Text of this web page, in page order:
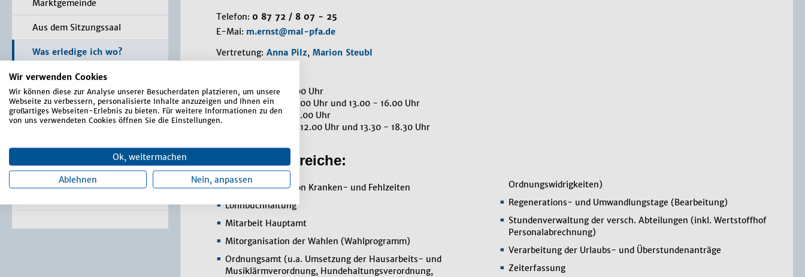
Wir verwenden Cookies
Wir können diese zur Analyse unserer Besucherdaten platzieren, um unsere
Webseite zu verbessern, personalisierte Inhalte anzuzeigen und Ihnen ein
großartiges Webseiten-Erlebnis zu bieten. Für weitere Informationen zu den
von uns verwendeten Cookies öffnen Sie die Einstellungen.
Ok, weitermachen
Ablehnen Nein, anpassen
Telefon: 0 87 72 / 8 07 - 25
E-Mai: m.ernst@mal-pfa.de
Vertretung: Anna Pilz, Marion Steubl
Montag 08.00 - 12.00 Uhr
Dienstag 08.00 - 12.00 Uhr und 13.00 - 16.00 Uhr
Mittwoch 08.00 - 12.00 Uhr
Donnerstag 08.00 - 12.00 Uhr und 13.30 - 18.30 Uhr
Aufgabenbereiche:
Dokumentation von Kranken- und Fehlzeiten
Lohnbuchhaltung
Mitarbeit Hauptamt
Mitorganisation der Wahlen (Wahlprogramm)
Ordnungsamt (u.a. Umsetzung der Hausarbeits- und
Musiklärmverordnung, Hundehaltungsverordnung,
Ordnungswidrigkeiten)
Regenerations- und Umwandlungstage (Bearbeitung)
Stundenverwaltung der versch. Abteilungen (inkl. Wertstoffhof
Personalabrechnung)
Verarbeitung der Urlaubs- und Überstundenanträge
Zeiterfassung
Marktgemeinde
Aus dem Sitzungssaal
Was erledige ich wo?
Bürger-Service-Portal /
Online Anträge
Formulare
Richtlinien
Markt-Rundschau